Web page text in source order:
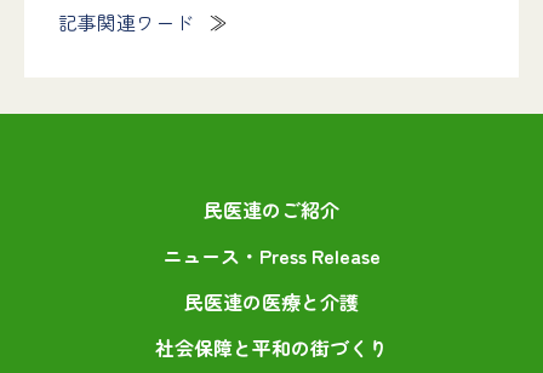
記事関連ワード
民医連のご紹介
ニュース・Press Release
民医連の医療と介護
社会保障と平和の街づくり